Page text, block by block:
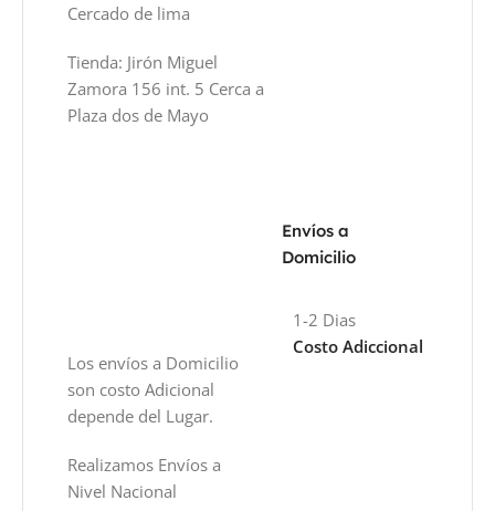
Cercado de lima
Tienda: Jirón Miguel
Zamora 156 int. 5 Cerca a
Plaza dos de Mayo
Envíos a
Domicilio
Los envíos a Domicilio
son costo Adicional
depende del Lugar.
Realizamos Envíos a
Nivel Nacional
1-2 Dias
Costo Adiccional